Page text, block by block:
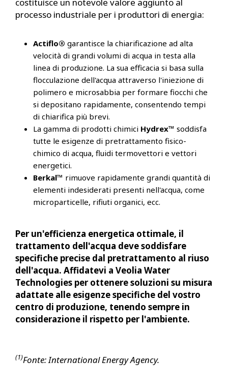
processo industriale per i produttori di energia:
Actiflo® garantisce la chiarificazione ad alta
velocità di grandi volumi di acqua in testa alla
linea di produzione. La sua efficacia si basa sulla
flocculazione dell'acqua attraverso l'iniezione di
polimero e microsabbia per formare fiocchi che
si depositano rapidamente, consentendo tempi
di chiarifica più brevi.
La gamma di prodotti chimici Hydrex™ soddisfa
tutte le esigenze di pretrattamento fisico-
chimico di acqua, fluidi termovettori e vettori
energetici.
Berkal™ rimuove rapidamente grandi quantità di
elementi indesiderati presenti nell'acqua, come
microparticelle, rifiuti organici, ecc.
Per un'efficienza energetica ottimale, il
trattamento dell'acqua deve soddisfare
specifiche precise dal pretrattamento al riuso
dell'acqua. Affidatevi a Veolia Water
Technologies per ottenere soluzioni su misura
adattate alle esigenze specifiche del vostro
centro di produzione, tenendo sempre in
considerazione il rispetto per l'ambiente.
(1)Fonte: International Energy Agency.